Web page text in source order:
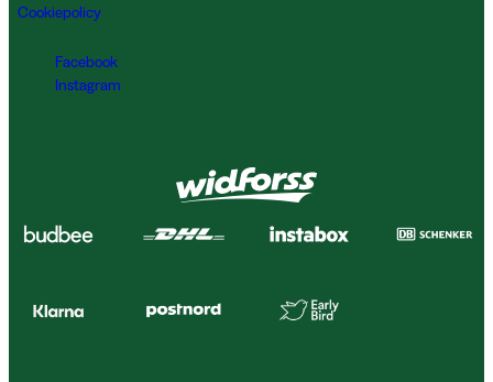
Cookiepolicy
Facebook
Instagram